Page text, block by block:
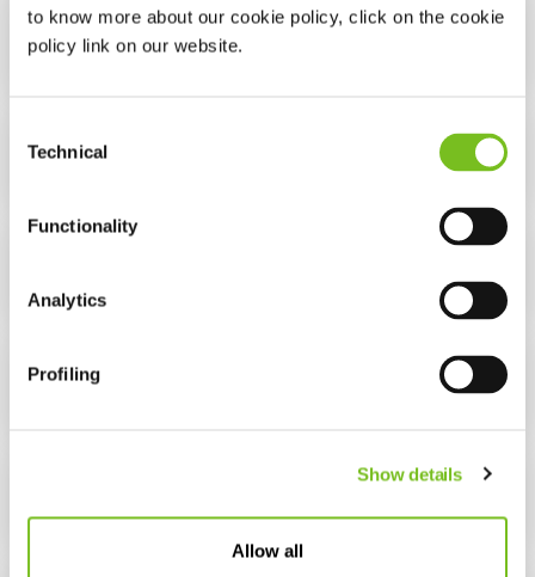
to know more about our cookie policy, click on the cookie
policy link on our website.
Selection
Technical
Functionality
Analytics
Profiling
Show details
Allow all
Telemonitoring
De bevochtiger
Veelgestelde vragen